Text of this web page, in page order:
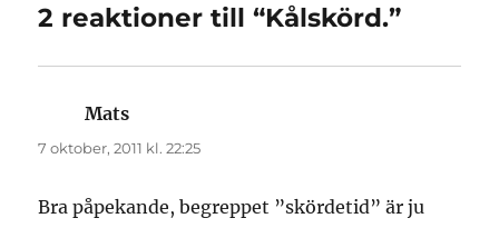
2 reaktioner till “Kålskörd.”
Mats
7 oktober, 2011 kl. 22:25
Bra påpekande, begreppet ”skördetid” är ju